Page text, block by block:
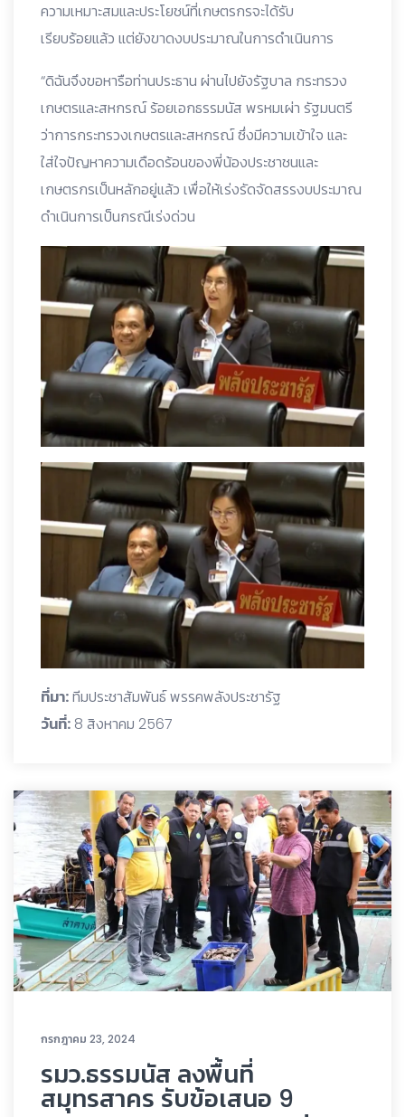
ความเหมาะสมและประโยชน์ที่เกษตรกรจะได้รับ
เรียบร้อยแล้ว แต่ยังขาดงบประมาณในการดำเนินการ
“ดิฉันจึงขอหารือท่านประธาน ผ่านไปยังรัฐบาล กระทรวง
เกษตรและสหกรณ์ ร้อยเอกธรรมนัส พรหมเผ่า รัฐมนตรี
ว่าการกระทรวงเกษตรและสหกรณ์ ซึ่งมีความเข้าใจ และ
ใส่ใจปัญหาความเดือดร้อนของพี่น้องประชาชนและ
เกษตรกรเป็นหลักอยู่แล้ว เพื่อให้เร่งรัดจัดสรรงบประมาณ
ดำเนินการเป็นกรณีเร่งด่วน
ที่มา:ทีมประชาสัมพันธ์ พรรคพลังประชารัฐ
วันที่: 8 สิงหาคม 2567
กรกฎาคม 23, 2024
รมว.ธรรมนัส ลงพื้นที่
สมุทรสาคร รับข้อเสนอ 9